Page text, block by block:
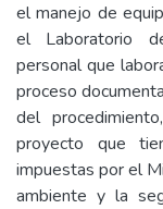
el manejo de
el Laboratorio
personal que
proceso
del
proyecto que
impuestas por el
ambiente y la